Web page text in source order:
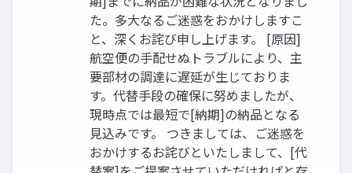
た。多大なるご迷惑をおかけしますこ
と、深くお詫び申し上げます。 [原因]
航空便の手配せぬトラブルにより、主
要部材の調達に遅延が生じておりま
す。代替手段の確保に努めましたが、
現時点では最短で[納期]の納品となる
見込みです。 つきましては、ご迷惑を
おかけするお詫びといたしまして、[代